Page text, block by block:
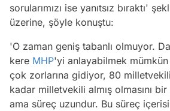
sorularımızı ise yanıtsız bıraktı'
üzerine, şöyle konuştu:
'O zaman geniş tabanlı olmuyor.
kere MHP'yi anlayabilmek
çok zorlarına gidiyor, 80
kadar milletvekili almış olmasını
ama süreç uzundur. Bu süreç